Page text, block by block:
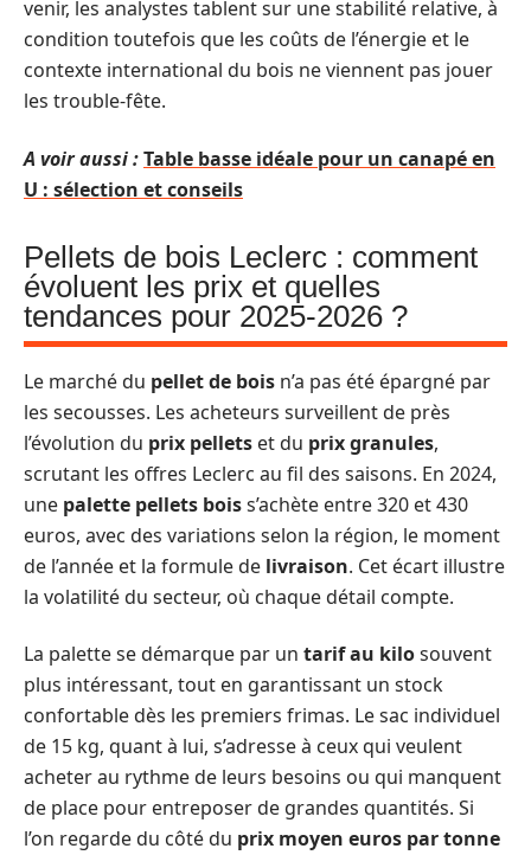
venir, les analystes tablent sur une stabilité relative, à
condition toutefois que les coûts de l’énergie et le
contexte international du bois ne viennent pas jouer
les trouble-fête.
A voir aussi :Table basse idéale pour un canapé en
U : sélection et conseils
Pellets de bois Leclerc : comment
évoluent les prix et quelles
tendances pour 2025-2026 ?
Le marché du pellet de bois n’a pas été épargné par
les secousses. Les acheteurs surveillent de près
l’évolution du prix pellets et du prix granules,
scrutant les offres Leclerc au fil des saisons. En 2024,
une palette pellets boiss’achète entre 320 et 430
euros, avec des variations selon la région, le moment
de l’année et la formule de livraison. Cet écart illustre
la volatilité du secteur, où chaque détail compte.
La palette se démarque par un tarif au kilosouvent
plus intéressant, tout en garantissant un stock
confortable dès les premiers frimas. Le sac individuel
de 15 kg, quant à lui, s’adresse à ceux qui veulent
acheter au rythme de leurs besoins ou qui manquent
de place pour entreposer de grandes quantités. Si
l’on regarde du côté du prix moyen euros par tonne